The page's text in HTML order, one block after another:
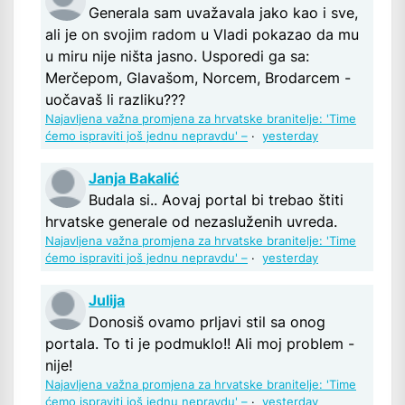
Generala sam uvažavala jako kao i sve,
ali je on svojim radom u Vladi pokazao da mu
u miru nije ništa jasno. Usporedi ga sa:
Merčepom, Glavašom, Norcem, Brodarcem -
uočavaš li razliku???
Najavljena važna promjena za hrvatske branitelje: 'Time
ćemo ispraviti još jednu nepravdu' – · yesterday
Janja Bakalić
Budala si.. Aovaj portal bi trebao štiti
hrvatske generale od nezasluženih uvreda.
Najavljena važna promjena za hrvatske branitelje: 'Time
ćemo ispraviti još jednu nepravdu' – · yesterday
Julija
Donosiš ovamo prljavi stil sa onog
portala. To ti je podmuklo!! Ali moj problem -
nije!
Najavljena važna promjena za hrvatske branitelje: 'Time
ćemo ispraviti još jednu nepravdu' – · yesterday